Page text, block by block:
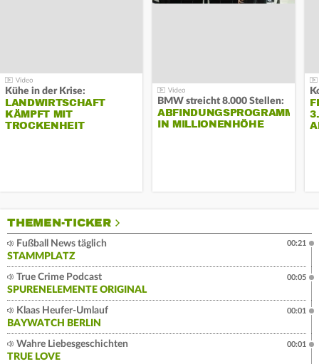
Kühe in der Krise:
LANDWIRTSCHAFT
KÄMPFT MIT
TROCKENHEIT
BMW streicht 8.000 Stellen:
ABFINDUNGSPROGRAMM
IN MILLIONENHÖHE
THEMEN-TICKER
Fußball News täglich
STAMMPLATZ
00:21
True Crime Podcast
SPURENELEMENTE ORIGINAL
00:05
Klaas Heufer-Umlauf
BAYWATCH BERLIN
00:01
Wahre Liebesgeschichten
TRUE LOVE
00:01